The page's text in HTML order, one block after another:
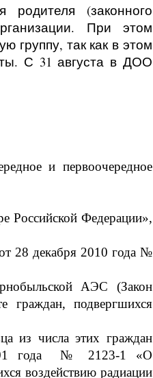
(законного
При этом
группу, так как в этом
С 31 августа в ДОО
и первоочередное
Российской Федерации»,
28 декабря 2010 года №
АЭС (Закон
подвергшихся
из числа этих граждан
1991 года № 2123-1 «О
воздействию радиации